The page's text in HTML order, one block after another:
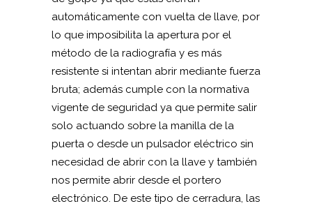
automáticamente con vuelta de llave, por
lo que imposibilita la apertura por el
método de la radiografía y es más
resistente si intentan abrir mediante fuerza
bruta; además cumple con la normativa
vigente de seguridad ya que permite salir
solo actuando sobre la manilla de la
puerta o desde un pulsador eléctrico sin
necesidad de abrir con la llave y también
nos permite abrir desde el portero
electrónico. De este tipo de cerradura, las